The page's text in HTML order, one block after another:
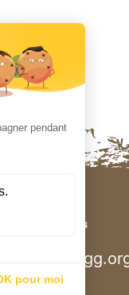
nous